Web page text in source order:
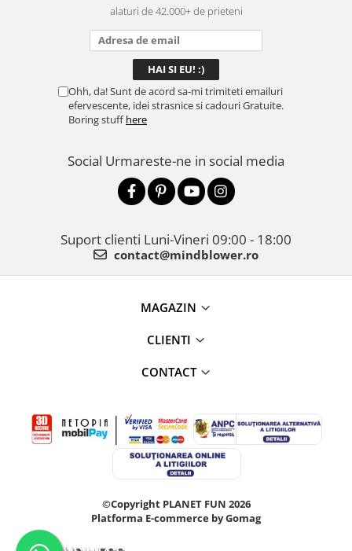
alaturi de 42.000+ de prieteni
Ohh, da! Sunt de acord sa-mi trimiteti emailuri
efervescente, idei strasnice si cadouri Gratuite.
Boring stuffhere
Social Urmareste-ne in social media
Suport clienti Luni-Vineri 09:00 - 18:00
contact@mindblower.ro
MAGAZIN
CLIENTI
CONTACT
©Copyright PLANET FUN 2026
Platforma E-commerce by Gomag